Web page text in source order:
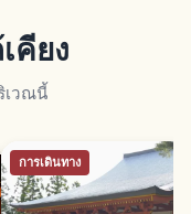
คียง
เวณนี้
การเดินทาง